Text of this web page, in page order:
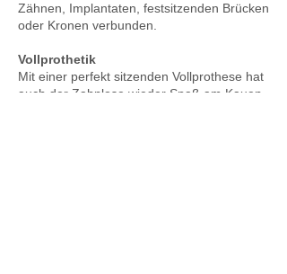
Zähnen, Implantaten, festsitzenden Brücken
oder Kronen verbunden.
Vollprothetik
Mit einer perfekt sitzenden Vollprothese hat
auch der Zahnlose wieder Spaß am Kauen.